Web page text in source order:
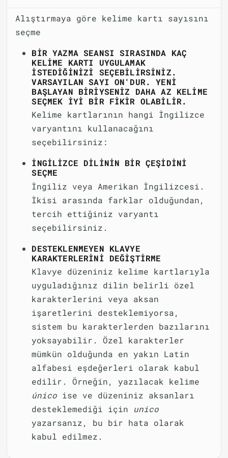
Alıştırmaya göre kelime kartı sayısını
seçme
BIR YAZMA SEANSI SIRASINDA KAÇ
KELIME KARTI UYGULAMAK
ISTEDIĞINIZI SEÇEBILIRSINIZ.
VARSAYILAN SAYI ON'DUR. YENI
BAŞLAYAN BIRIYSENIZ DAHA AZ KELIME
SEÇMEK IYI BIR FIKIR OLABILIR.
Kelime kartlarının hangi İngilizce
varyantını kullanacağını
seçebilirsiniz:
İNGILIZCE DILININ BIR ÇEŞIDINI
SEÇME
İngiliz veya Amerikan İngilizcesi.
İkisi arasında farklar olduğundan,
tercih ettiğiniz varyantı
seçebilirsiniz.
DESTEKLENMEYEN KLAVYE
KARAKTERLERINI DEĞIŞTIRME
Klavye düzeniniz kelime kartlarıyla
uyguladığınız dilin belirli özel
karakterlerini veya aksan
işaretlerini desteklemiyorsa,
sistem bu karakterlerden bazılarını
yoksayabilir. Özel karakterler
mümkün olduğunda en yakın Latin
alfabesi eşdeğerleri olarak kabul
edilir. Örneğin, yazılacak kelime
único ise ve düzeniniz aksanları
desteklemediği için unico
yazarsanız, bu bir hata olarak
kabul edilmez.